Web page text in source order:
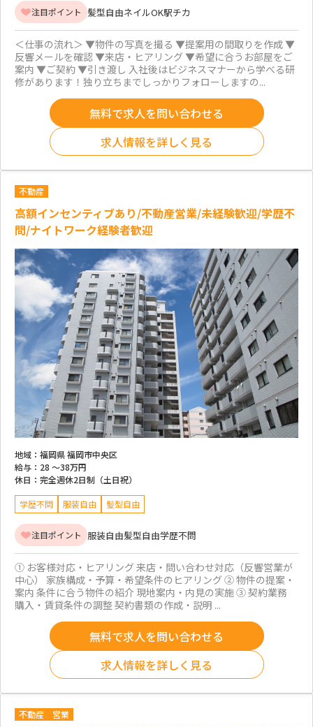
注目ポイント 髪型自由ネイルOK駅チカ
＜仕事の流れ＞ ▼物件の写真を撮る ▼提案用の間取りを作成 ▼
反響メールを確認 ▼来店・ヒアリング ▼希望に合うお部屋をご
案内 ▼ご契約 ▼引き渡し 入社後はビジネスマナーから学べる研
修があります！独り立ちまでしっかりフォローしますの...
無料で求人を問い合わせる
求人情報を詳しく見る
不動産
高額インセンティブあり/不動産営業/未経験歓迎/学歴不
問/ナイトワーク経験者歓迎
地域： 福岡県 福岡市中央区
給与： 28 ～38万円
休日： 完全週休2日制（土日祝）
学歴不問 服装自由 髪型自由
注目ポイント 服装自由髪型自由学歴不問
① お客様対応・ヒアリング 来店・問い合わせ対応（反響営業が
中心） 家族構成・予算・希望条件のヒアリング ② 物件の提案・
案内 条件に合う物件の紹介 現地案内・内見の実施 ③ 契約業務
購入・賃貸条件の調整 契約書類の作成・説明 ...
無料で求人を問い合わせる
求人情報を詳しく見る
不動産 営業